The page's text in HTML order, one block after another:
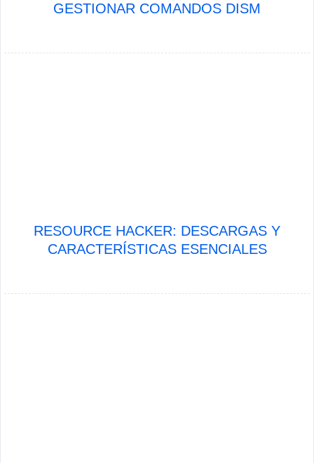
GESTIONAR COMANDOS DISM
RESOURCE HACKER: DESCARGAS Y
CARACTERÍSTICAS ESENCIALES